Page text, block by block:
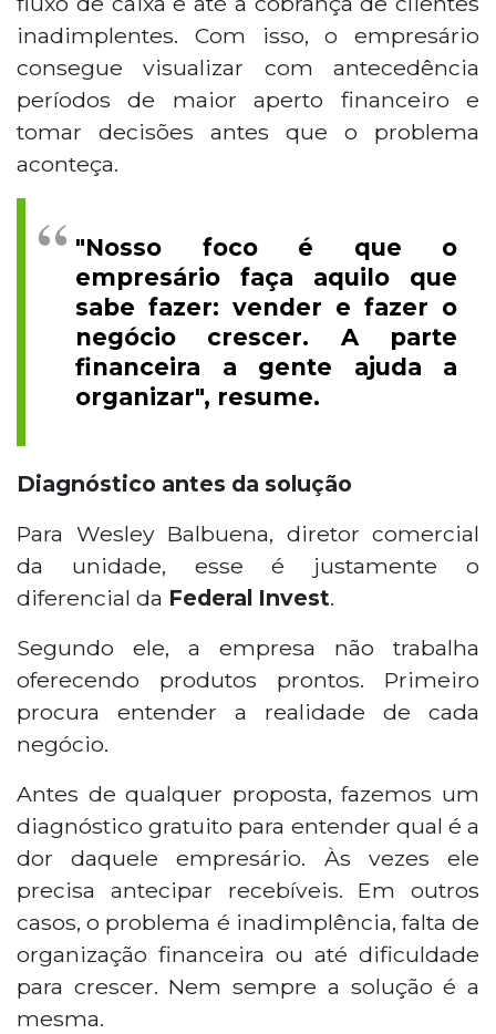
inadimplentes. Com isso, o empresário
consegue visualizar com antecedência
períodos de maior aperto financeiro e
tomar decisões antes que o problema
aconteça.
"Nosso foco é que o
empresário faça aquilo que
sabe fazer: vender e fazer o
negócio crescer. A parte
financeira a gente ajuda a
organizar", resume.
Diagnóstico antes da solução
Para Wesley Balbuena, diretor comercial
da unidade, esse é justamente o
diferencial da Federal Invest.
Segundo ele, a empresa não trabalha
oferecendo produtos prontos. Primeiro
procura entender a realidade de cada
negócio.
Antes de qualquer proposta, fazemos um
diagnóstico gratuito para entender qual é a
dor daquele empresário. Às vezes ele
precisa antecipar recebíveis. Em outros
casos, o problema é inadimplência, falta de
organização financeira ou até dificuldade
para crescer. Nem sempre a solução é a
mesma.